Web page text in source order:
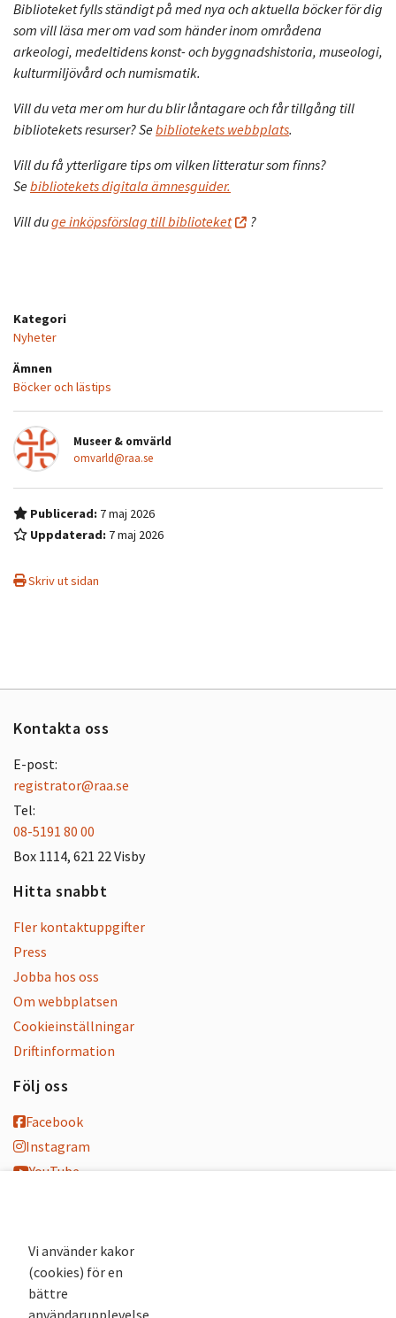
Biblioteket fylls ständigt på med nya och aktuella böcker för dig
som vill läsa mer om vad som händer inom områdena
arkeologi, medeltidens konst- och byggnadshistoria, museologi,
kulturmiljövård och numismatik.
Vill du veta mer om hur du blir låntagare och får tillgång till
bibliotekets resurser? Sebibliotekets webbplats.
Vill du få ytterligare tips om vilken litteratur som finns?
Sebibliotekets digitala ämnesguider.
Vill duge inköpsförslag till biblioteket ?
Kategori
Nyheter
Ämnen
Böcker och lästips
Museer & omvärld
omvarld@raa.se
Publicerad: 7 maj 2026
Uppdaterad: 7 maj 2026
Skriv ut sidan
Kontakta oss
E-post:
registrator@raa.se
Tel:
08-5191 80 00
Box 1114, 621 22 Visby
Hitta snabbt
Fler kontaktuppgifter
Press
Jobba hos oss
Om webbplatsen
Cookieinställningar
Driftinformation
Följ oss
Facebook
Instagram
YouTube
Nyhetsbrev
Andra webbplatser
Vi använder kakor
(cookies) för en
bättre
användarupplevelse.